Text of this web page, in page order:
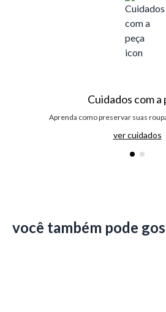
Cuidados com a
Aprenda como preservar suas
ver cuidados
você também pode